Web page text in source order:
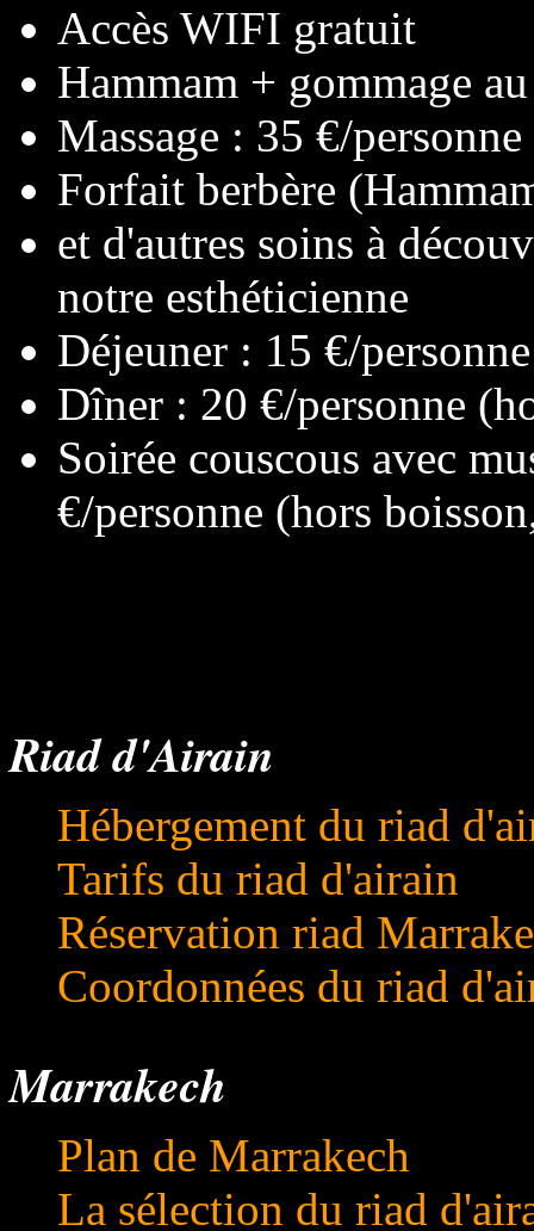
Accès WIFI gratuit
Hammam + gommage
Massage : 35 €/personne
Forfait berbère
et d'autres soins à
notre esthéticienne
Déjeuner : 15 €/
Dîner : 20 €/personne
Soirée couscous avec
€/personne (hors
Riad d'Airain
Hébergement du riad
Tarifs du riad d'airain
Réservation riad
Coordonnées du riad
Marrakech
Plan de Marrakech
La sélection du riad